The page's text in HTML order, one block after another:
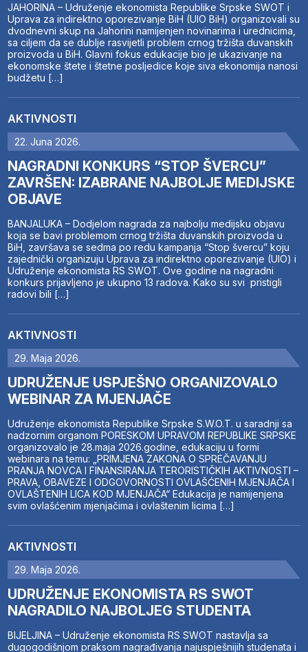
JAHORINA – Udruženje ekonomista Republike Srpske SWOT i
Uprava za indirektno oporezivanje BiH (UIO BiH) organizovali su
dvodnevni skup na Jahorini namijenjen novinarima i urednicima,
sa ciljem da se dublje rasvijetli problem crnog tržišta duvanskih
proizvoda u BiH. Glavni fokus edukacije bio je ukazivanje na
ekonomske štete i štetne posljedice koje siva ekonomija nanosi
budžetu […]
AKTIVNOSTI
22. Juna 2026.
NAGRADNI KONKURS “STOP ŠVERCU”
ZAVRŠEN: IZABRANE NAJBOLJE MEDIJSKE
OBJAVE
BANJALUKA – Dodjelom nagrada za najbolju medijsku objavu
koja se bavi problemom crnog tržišta duvanskih proizvoda u
BiH, završava se sedma po redu kampanja “Stop švercu” koju
zajednički organizuju Uprava za indirektno oporezivanje (UIO) i
Udruženje ekonomista RS SWOT. Ove godine na nagradni
konkurs prijavljeno je ukupno 13 radova. Kako su svi pristigli
radovi bili […]
AKTIVNOSTI
29. Maja 2026.
UDRUŽENJE USPJEŠNO ORGANIZOVALO
WEBINAR ZA MJENJAČE
Udruženje ekonomista Republike Srpske S.W.O.T. u saradnji sa
nadzornim organom PORESKOM UPRAVOM REPUBLIKE SRPSKE
organizovalo je 28.maja 2026.godine, edukaciju u formi
webinara na temu: „PRIMJENA ZAKONA O SPREČAVANJU
PRANJA NOVCA I FINANSIRANJA TERORISTIČKIH AKTIVNOSTI –
PRAVA, OBAVEZE I ODGOVORNOSTI OVLAŠĆENIH MJENJAČA I
OVLAŠTENIH LICA KOD MJENJAČA“ Edukacija je namijenjena
svim ovlašćenim mjenjačima i ovlaštenim licima […]
AKTIVNOSTI
29. Maja 2026.
UDRUŽENJE EKONOMISTA RS SWOT
NAGRADILO NAJBOLJEG STUDENTA
BIJELJINA – Udruženje ekonomista RS SWOT nastavlja sa
dugogodišnjom praksom nagrađivanja najuspješnijih studenata i